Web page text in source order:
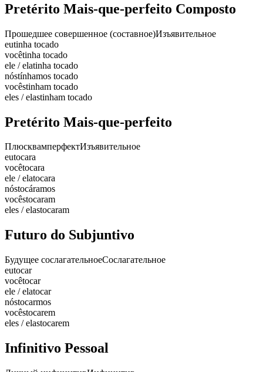
Pretérito Mais-que-perfeito Composto
Прошедшее совершенное (составное)Изъявительное
eutinha tocado
vocêtinha tocado
ele / elatinha tocado
nóstínhamos tocado
vocêstinham tocado
eles / elastinham tocado
Pretérito Mais-que-perfeito
ПлюсквамперфектИзъявительное
eutocara
vocêtocara
ele / elatocara
nóstocáramos
vocêstocaram
eles / elastocaram
Futuro do Subjuntivo
Будущее сослагательноеСослагательное
eutocar
vocêtocar
ele / elatocar
nóstocarmos
vocêstocarem
eles / elastocarem
Infinitivo Pessoal